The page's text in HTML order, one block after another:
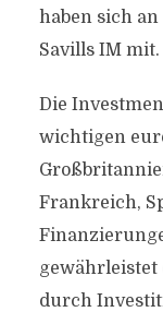
haben sich
Savills IM mit.
Die
wichtigen
Frankreich,
durch